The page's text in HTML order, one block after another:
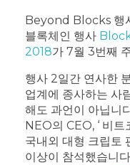
Beyond Blocks 행
블록체인 행사
2018가 7월 3번째
행사 2일간 연사한
업계에 종사하는 사
해도 과언이 아닙니
NEO의 CEO, ‘ 비
국내외 대형 크립토
이상이 참석했습니